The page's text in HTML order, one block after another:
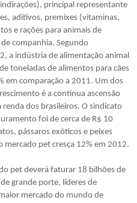
principal representante
aditivos, premixes (vitaminas,
e rações para animais de
companhia. Segundo
a indústria de alimentação animal
toneladas de alimentos para cães
em comparação a 2011. Um dos
é a contínua ascensão
renda dos brasileiros. O sindicato
foi de cerca de R$ 10
pássaros exóticos e peixes
mercado pet cresça 12% em 2012.
pet deverá faturar 18 bilhões de
grande porte, líderes de
mercado do mundo de